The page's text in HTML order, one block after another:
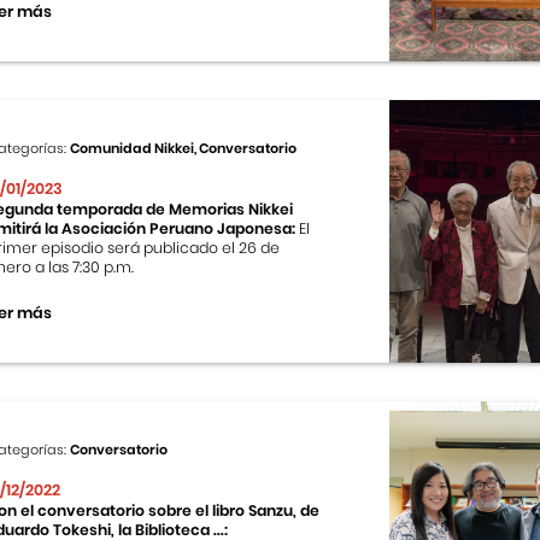
más
Comunidad Nikkei, Conversatorio
01/2023
temporada de Memorias Nikkei
la Asociación Peruano Japonesa: El
episodio será publicado el 26 de
a las 7:30 p.m.
más
Conversatorio
12/2022
el conversatorio sobre el libro Sanzu, de
Tokeshi, la Biblioteca ...: